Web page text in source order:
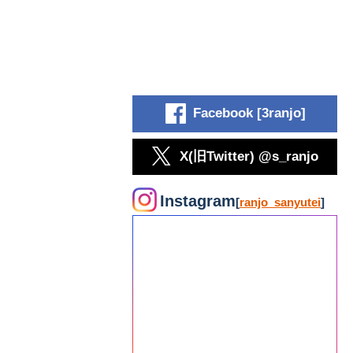
Facebook [3ranjo]
X(旧Twitter) @s_ranjo
Instagram[ranjo_sanyutei]